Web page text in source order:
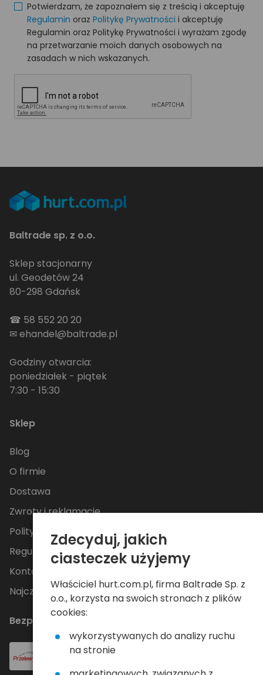
Potwierdzam, że zapoznałem się z treścią i akceptuję
Regulamin oraz Politykę Prywatności i akceptuję
Regulamin oraz Politykę Prywatności i wyrażam zgodę
na przetwarzanie moich danych osobowych na
zasadach w nich wskazanych.
Baltrade sp. z o.o.
Sklep stacjonarny
ul. Geodetów 24
80-298 Gdańsk
☎ 58 552 20 20
✉ehandel@baltrade.pl
Godziny otwarcia:
poniedziałek - piątek
7:30 - 15:30
Sklep
Blog
O firmie
Dostawa
Zwroty i reklamacje
Polityka Prywatności
Regulamin
Kontakt
Najczęściej zadawane pytania
Bezpieczne płatności
Zdecyduj, jakich
ciasteczek użyjemy
Właściciel hurt.com.pl, firma Baltrade Sp. z
o.o., korzysta na swoich stronach z plików
cookies:
wykorzystywanych do analizy ruchu
na stronie